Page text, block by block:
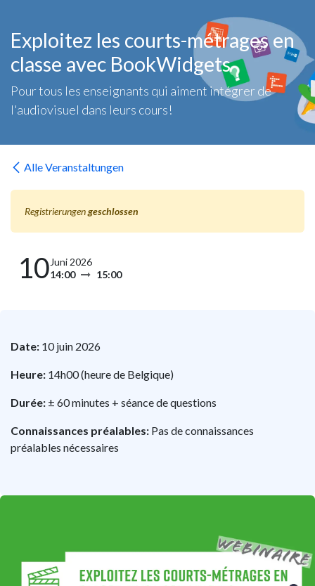
Exploitez les courts-métrages en
classe avec BookWidgets
Pour tous les enseignants qui aiment intégrer de
l'audiovisuel dans leurs cours!
Alle Veranstaltungen
Registrierungengeschlossen
10Juni 2026
14:00
15:00
Date: 10 juin 2026
Heure: 14h00(heure de Belgique)
Durée: ± 60 minutes + séance de questions
Connaissances préalables: Pas de connaissances
préalables nécessaires